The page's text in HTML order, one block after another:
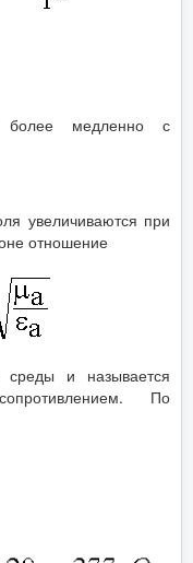
медленно с
увеличиваются при
отношение
среды и называется
По